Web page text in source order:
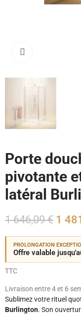
Porte
pivotante
latéral
1 646,09 € 1
PROLONGATION
Offre valable
TTC
Livraison entre 4 et 6
Sublimez votre rituel
Burlington. Son